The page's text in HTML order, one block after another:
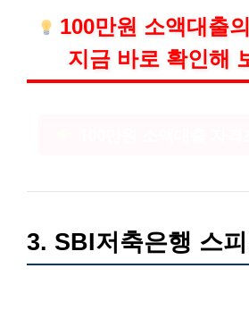
100만원 소액대출
지금 바로 확인해
3. SBI저축은행 스